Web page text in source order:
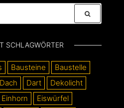
SCHLAGWÖRTER
Bausteine
Baustelle
Dach Dart
Dekolicht
Einhorn
Eiswürfel